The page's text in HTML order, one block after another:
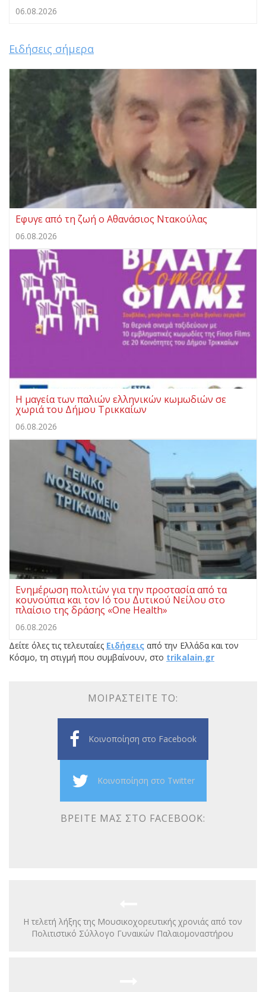
06.08.2026
Ειδήσεις σήμερα
Εφυγε από τη ζωή ο Αθανάσιος Ντακούλας
06.08.2026
Η μαγεία των παλιών ελληνικών κωμωδιών σε
χωριά του Δήμου Τρικκαίων
06.08.2026
Ενημέρωση πολιτών για την προστασία από τα
κουνούπια και τον Ιό του Δυτικού Νείλου στο
πλαίσιο της δράσης «One Health»
06.08.2026
Δείτε όλες τις τελευταίες Ειδήσεις από την Ελλάδα και τον
Κόσμο, τη στιγμή που συμβαίνουν, στο trikalain.gr
ΜΟΙΡΑΣΤΕΊΤΕ ΤΟ:
Κοινοποίηση στο Facebook
Κοινοποίηση στο Twitter
ΒΡΕΊΤΕ ΜΑΣ ΣΤΟ FACEBOOK:
Η τελετή λήξης της Μουσικοχορευτικής χρονιάς από τον
Πολιτιστικό Σύλλογο Γυναικών Παλαιομοναστήρου